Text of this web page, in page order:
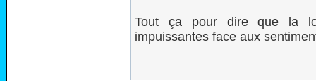
Tout ça pour dire que la
impuissantes face aux